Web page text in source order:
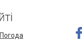
Погода